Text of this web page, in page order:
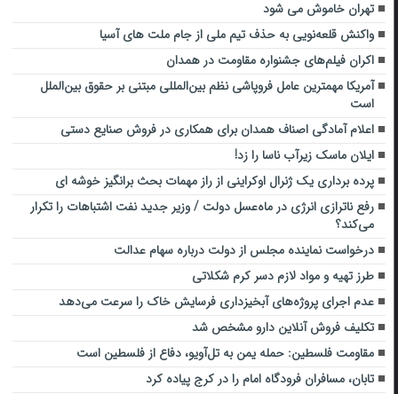
تهران خاموش می شود
واکنش قلعه‌نویی به حذف تیم ملی از جام ملت های آسیا
اکران فیلم‌های جشنواره مقاومت در همدان
آمریکا مهمترین عامل فروپاشی نظم بین‌المللی مبتنی بر حقوق بین‌الملل
است
اعلام آمادگی اصناف همدان برای همکاری در فروش صنایع دستی
ایلان ماسک زیرآب ناسا را زد!
پرده برداری یک ژنرال اوکراینی از راز مهمات بحث برانگیز خوشه ای
رفع ناترازی انرژی در ماه‌عسل دولت / وزیر جدید نفت اشتباهات را تکرار
می‌کند؟
درخواست نماینده مجلس از دولت درباره سهام عدالت
طرز تهیه و مواد لازم دسر کرم شکلاتی
عدم اجرای پروژه‌های آبخیزداری فرسایش خاک را سرعت می‌دهد
تکلیف فروش آنلاین دارو مشخص شد
مقاومت فلسطین: حمله یمن به تل‌آویو، دفاع از فلسطین است
تابان، مسافران فرودگاه امام را در کرج پیاده کرد